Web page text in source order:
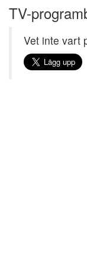
TV-
Vet inte vart